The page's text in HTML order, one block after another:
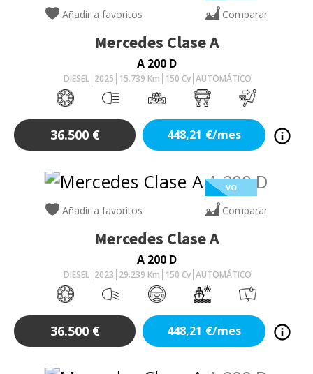
Añadir a favoritos Comparar
Mercedes Clase A
A 200 D
DIESEL 2025 15.739 Km 150 Cv AUTOMÁTICO
36.500 € 448,21 €/mes
VO
Añadir a favoritos Comparar
Mercedes Clase A
A 200 D
DIESEL 2023 29.239 Km 150 Cv AUTOMÁTICO
36.500 € 448,21 €/mes